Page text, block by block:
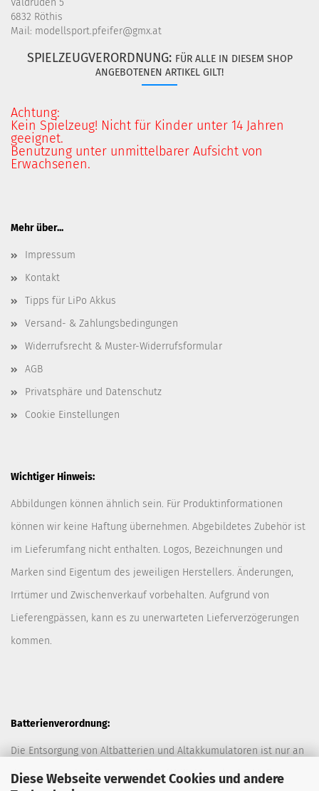
Diese Webseite verwendet Cookies und andere
Valdruden 5
6832 Röthis
Mail: modellsport.pfeifer@gmx.at
SPIELZEUGVERORDNUNG: FÜR ALLE IN DIESEM SHOP
ANGEBOTENEN ARTIKEL GILT!
Achtung:
Kein Spielzeug! Nicht für Kinder unter 14 Jahren
geeignet.
Benutzung unter unmittelbarer Aufsicht von
Erwachsenen.
Mehr über...
Impressum
Kontakt
Tipps für LiPo Akkus
Versand- & Zahlungsbedingungen
Widerrufsrecht & Muster-Widerrufsformular
AGB
Privatsphäre und Datenschutz
Cookie Einstellungen
Wichtiger Hinweis:
Abbildungen können ähnlich sein. Für Produktinformationen
können wir keine Haftung übernehmen. Abgebildetes Zubehör ist
im Lieferumfang nicht enthalten. Logos, Bezeichnungen und
Marken sind Eigentum des jeweiligen Herstellers. Änderungen,
Irrtümer und Zwischenverkauf vorbehalten. Aufgrund von
Lieferengpässen, kann es zu unerwarteten Lieferverzögerungen
kommen.
Batterienverordnung:
Die Entsorgung von Altbatterien und Altakkumulatoren ist nur an
davor vorgesehen Sammelstellen (Müllplätzen) erlaubt. Des